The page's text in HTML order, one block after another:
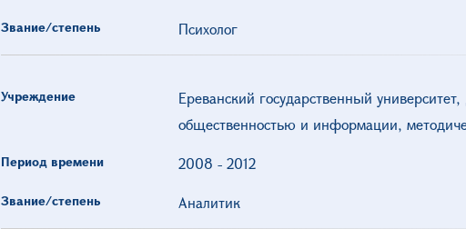
Звание/степень Психолог
Учреждение
Ереванский государственный
общественностью и информации,
Период времени 2008 - 2012
Звание/степень Аналитик